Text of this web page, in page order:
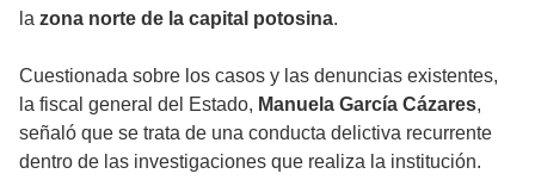
la zona norte de la capital potosina.
Cuestionada sobre los casos y las denuncias existentes,
la fiscal general del Estado, Manuela García Cázares,
señaló que se trata de una conducta delictiva recurrente
dentro de las investigaciones que realiza la institución.